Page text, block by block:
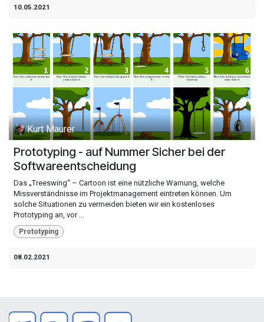
10.05.2021
Kurt Maurer
Prototyping - auf Nummer Sicher bei der
Softwareentscheidung
Das „Treeswing“ – Cartoon ist eine nützliche Warnung, welche
Missverständnisse im Projektmanagement eintreten können. Um
solche Situationen zu vermeiden bieten wir ein kostenloses
Prototyping an, vor ...
Prototyping
08.02.2021